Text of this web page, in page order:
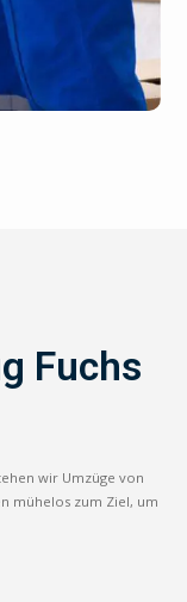
Fuchs
wir Umzüge von
mühelos zum Ziel, um